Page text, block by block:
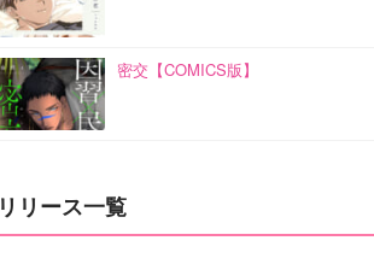
密交【COMICS版】
リリース一覧